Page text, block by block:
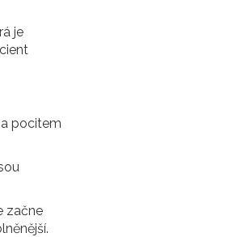
je
pocitem
začne